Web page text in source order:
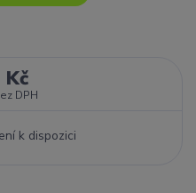
Kč
DPH
k dispozici